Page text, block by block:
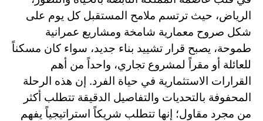
الرياض، حيث ترتسم ملامح المستقبل كل يوم على
شكل صروح معمارية شامخة ومشاريع عمرانية
طموحة، يصبح قرار تشييد بناء جديد، سواء كان مسكناً
للعائلة أو مقراً لمشروع تجاري، واحداً من أهم
القرارات الاستثمارية في حياة الفرد. إن هذه الرحلة
المحفوفة بالتحديات والتفاصيل الدقيقة تتطلب أكثر
من مجرد مقاول؛ إنها تتطلب شريكاً استراتيجياً يفهم